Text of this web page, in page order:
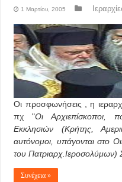
1 Μαρτίου, 2005
Οι προσφωνήσεις , η
πχ "Οι Αρχιεπίσκοποι,
Εκκλησιών (Κρήτης,
αυτόνομοι, υπάγονται στο
του Πατριαρχ.Ιεροσολύμων)
Συνέχεια »